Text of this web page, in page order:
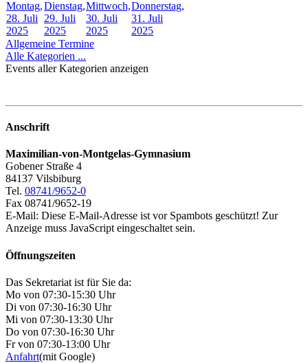
Montag,
28. Juli
2025
Dienstag,
29. Juli
2025
Mittwoch,
30. Juli
2025
Donnerstag,
31. Juli
2025
Allgemeine Termine
Alle Kategorien ...
Events aller Kategorien anzeigen
Anschrift
Maximilian-von-Montgelas-Gymnasium
Gobener Straße 4
84137 Vilsbiburg
Tel. 08741/9652-0
Fax 08741/9652-19
E-Mail: Diese E-Mail-Adresse ist vor Spambots geschützt! Zur
Anzeige muss JavaScript eingeschaltet sein.
Öffnungszeiten
Das Sekretariat ist für Sie da:
Mo von 07:30-15:30 Uhr
Di von 07:30-16:30 Uhr
Mi von 07:30-13:30 Uhr
Do von 07:30-16:30 Uhr
Fr von 07:30-13:00 Uhr
Anfahrt(mit Google)